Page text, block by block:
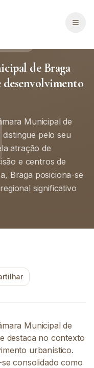
de Braga
desenvolvimento
Municipal de
pelo seu
atração de
e centros de
Braga posiciona-se
significativo
Municipal de
destaca no contexto
urbanístico.
consolidado como